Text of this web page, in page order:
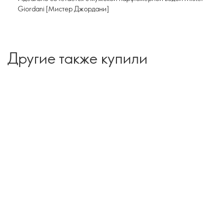
Giordani [Мистер Джордани]
Другие также купили